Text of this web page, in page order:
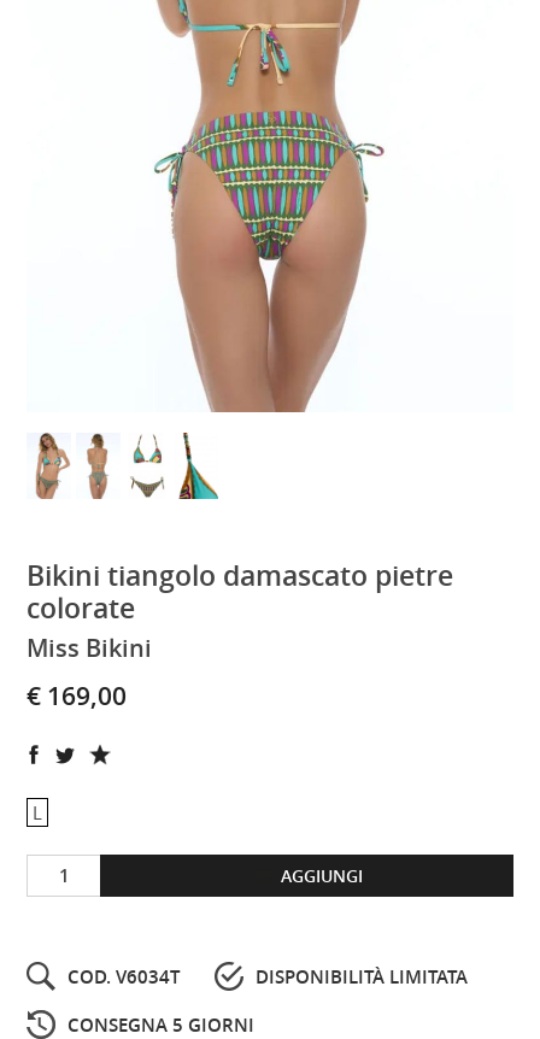
Bikini tiangolo damascato pietre
colorate
Miss Bikini
€ 169,00
L
AGGIUNGI
COD. V6034T
DISPONIBILITÀ LIMITATA
CONSEGNA 5 GIORNI